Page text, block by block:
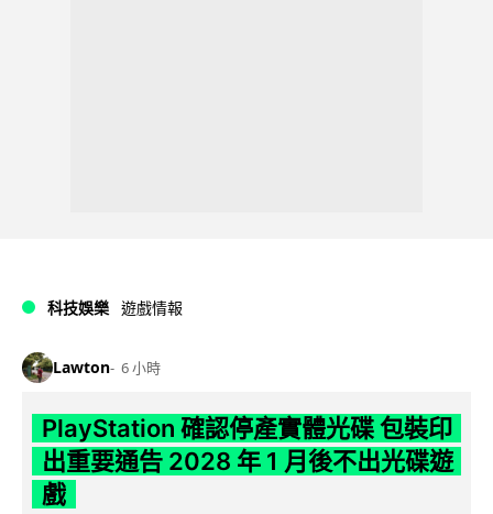
科技娛樂 遊戲情報
Lawton 6 小時
PlayStation 確認停產實體光碟 包裝印
出重要通告 2028 年 1 月後不出光碟遊
戲